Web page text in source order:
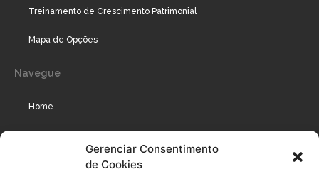
Gerenciar Consentimento
de Cookies
Treinamento de Crescimento Patrimonial
Mapa de Opções
Navegue
Home